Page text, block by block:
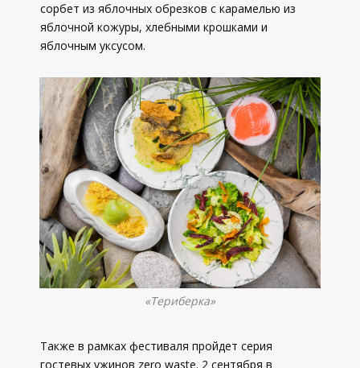
сорбет из яблочных обрезков с карамелью из
яблочной кожуры, хлебными крошками и
яблочным уксусом.
«Териберка»
Также в рамках фестиваля пройдет серия
гостевых ужинов zero waste. 2 сентября в